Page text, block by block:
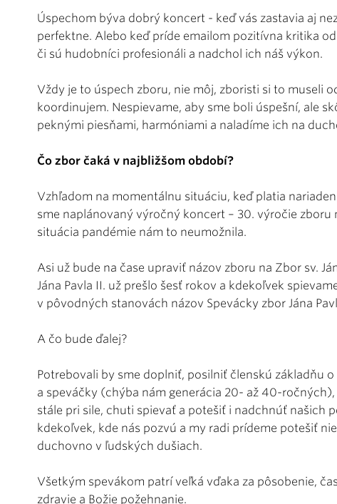
Úspechom býva dobrý koncert - keď vás zastavia aj
perfektne. Alebo keď príde emailom pozitívna kritika
či sú hudobníci profesionáli a nadchol ich náš výkon.
Vždy je to úspech zboru, nie môj, zboristi si to museli
koordinujem. Nespievame, aby sme boli úspešní, ale
peknými piesňami, harmóniami a naladíme ich na
Čo zbor čaká v najbližšom období?
Vzhľadom na momentálnu situáciu, keď platia
sme naplánovaný výročný koncert – 30. výročie zboru
situácia pandémie nám to neumožnila.
Asi už bude na čase upraviť názov zboru na Zbor sv.
Jána Pavla II. už prešlo šesť rokov a kdekoľvek
v pôvodných stanovách názov Spevácky zbor Jána
A čo bude ďalej?
Potrebovali by sme doplniť, posilniť členskú základňu
a speváčky (chýba nám generácia 20- až 40-
stále pri sile, chuti spievať a potešiť i nadchnúť našich
kdekoľvek, kde nás pozvú a my radi prídeme potešiť
duchovno v ľudských dušiach.
Všetkým spevákom patrí veľká vďaka za pôsobenie,
zdravie a Božie požehnanie.